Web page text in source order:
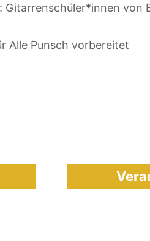
Gitarrenschüler*innen von
Alle Punsch vorbereitet